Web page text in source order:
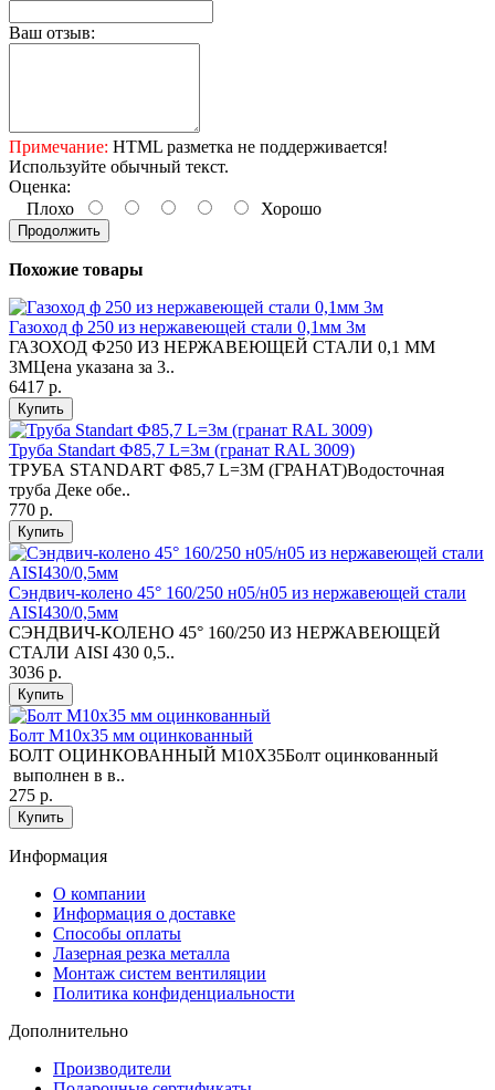
Ваш отзыв:
Примечание: HTML разметка не поддерживается!
Используйте обычный текст.
Оценка:
Плохо
Хорошо
Продолжить
Похожие товары
Газоход ф 250 из нержавеющей стали 0,1мм 3м
ГАЗОХОД Ф250 ИЗ НЕРЖАВЕЮЩЕЙ СТАЛИ 0,1 ММ
3МЦена указана за 3..
6417 р.
Купить
Труба Standart Ф85,7 L=3м (гранат RAL 3009)
ТРУБА STANDART Ф85,7 L=3М (ГРАНАТ)Водосточная
труба Деке обе..
770 р.
Купить
Сэндвич-колено 45° 160/250 н05/н05 из нержавеющей стали
AISI430/0,5мм
СЭНДВИЧ-КОЛЕНО 45° 160/250 ИЗ НЕРЖАВЕЮЩЕЙ
СТАЛИ AISI 430 0,5..
3036 р.
Купить
Болт М10х35 мм оцинкованный
БОЛТ ОЦИНКОВАННЫЙ М10Х35Болт оцинкованный
выполнен в в..
275 р.
Купить
Информация
O компании
Информация о доставке
Способы оплаты
Лазерная резка металла
Монтаж систем вентиляции
Политика конфиденциальности
Дополнительно
Производители